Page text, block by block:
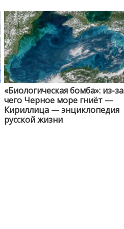
«Биологическая бомба»: из-за
чего Черное море гниёт —
Кириллица — энциклопедия
русской жизни